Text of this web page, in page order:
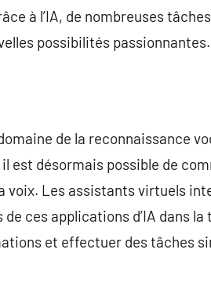
à l’IA, de nombreuses
possibilités passionnantes.
de la reconnaissance
est désormais possible de
Les assistants virtuels
de ces applications d’IA dans
et effectuer des tâches